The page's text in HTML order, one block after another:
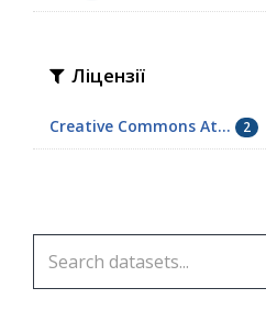
Ліцензії
Creative Commons At... 2